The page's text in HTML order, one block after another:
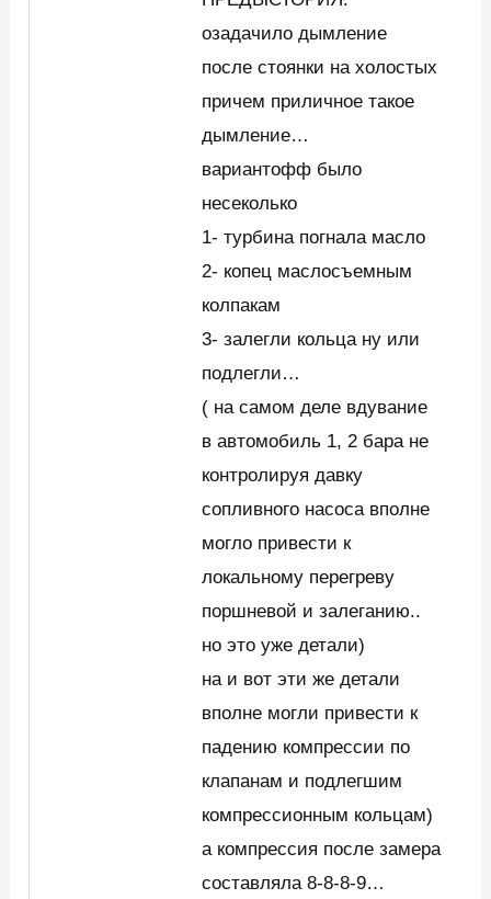
озадачило дымление
после стоянки на холостых
причем приличное такое
дымление…
вариантофф было
несеколько
1- турбина погнала масло
2- копец маслосъемным
колпакам
3- залегли кольца ну или
подлегли…
( на самом деле вдувание
в автомобиль 1, 2 бара не
контролируя давку
сопливного насоса вполне
могло привести к
локальному перегреву
поршневой и залеганию..
но это уже детали)
на и вот эти же детали
вполне могли привести к
падению компрессии по
клапанам и подлегшим
компрессионным кольцам)
а компрессия после замера
составляла 8-8-8-9…